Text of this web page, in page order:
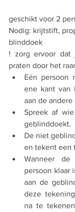
geschikt voor 2
Nodig: krijtstift,
blinddoek
! zorg ervoor dat
praten door het
Eén persoon
ene kant van
aan de andere
Spreek af
geblinddoekt.
De niet
Wanneer de
persoon klaar
aan de
deze
na te